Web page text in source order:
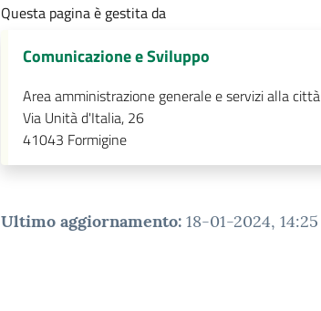
Questa pagina è gestita da
Comunicazione e Sviluppo
Area amministrazione generale e servizi alla città
Via Unità d'Italia, 26
41043 Formigine
Ultimo aggiornamento: 18-01-2024, 14:25